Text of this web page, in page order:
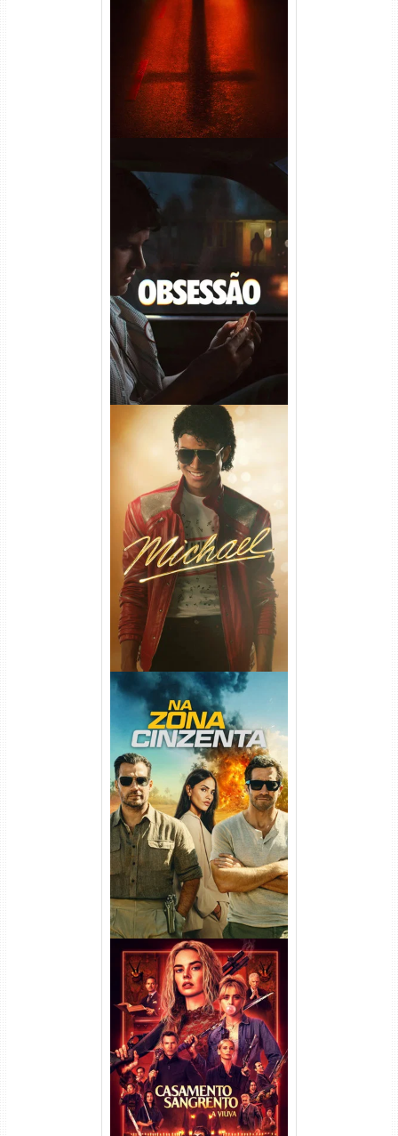
(2026) WEB-DL 1080p Dual
Áudio
Obsessão Torrent (2026)
WEB-DL 1080p/4K Dual
Áudio
Michael Torrent (2026) WEB-
DL 1080p/4K Dual Áudio
Na Zona Cinzenta Torrent
(2026) WEB-DL 1080p/4K
Dual Áudio
Casamento Sangrento: A
Viúva Torrent (2026) WEB-DL
720p/1080p/4K Dual Áudio